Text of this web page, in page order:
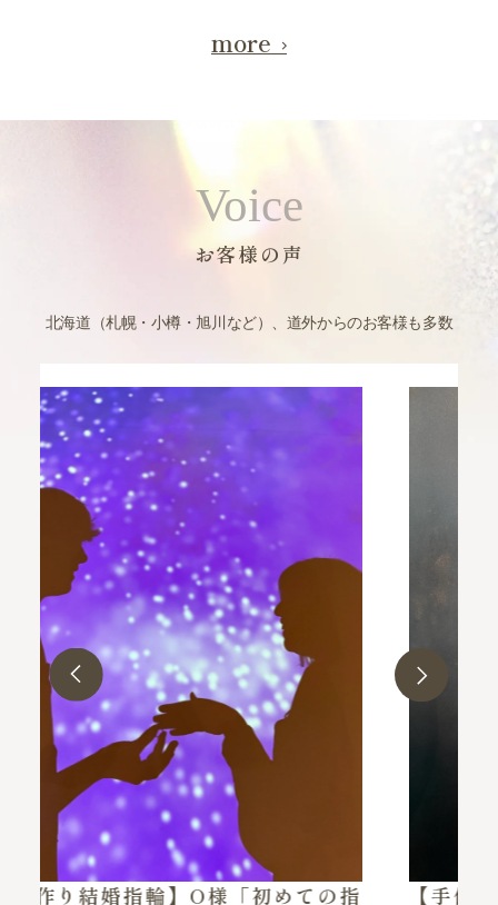
more
Voice
お客様の声
北海道（札幌・小樽・旭川など）、道外からのお客様も多数
【手作りペアリング】K様・N様「彼